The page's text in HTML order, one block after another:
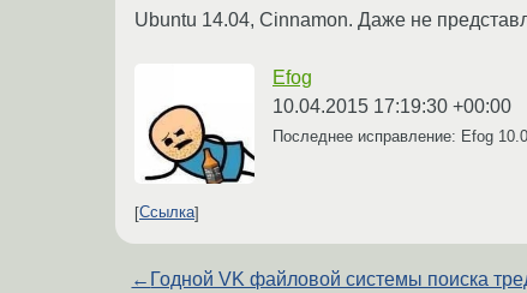
Ubuntu 14.04, Cinnamon. Даже не
Efog
10.04.2015 17:19:30 +00:00
Последнее исправление: Efog
Ссылка
← Годной VK файловой системы поиска